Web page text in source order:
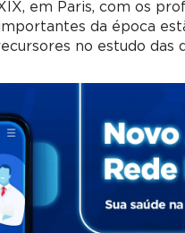
em Paris, com os
da época
no estudo das